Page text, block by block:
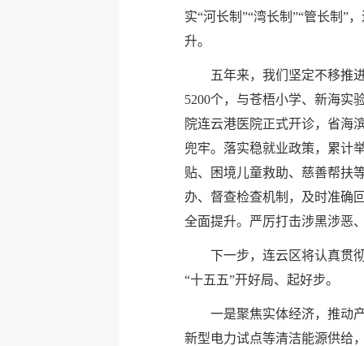
实“河长制”“湾长制”“管长制”
升。
五年来，我们坚定不移推
5200个，与苍梧小学、新海实
院连云港医院正式开诊，省海
兜牢。落实稳就业政策，累计
贴、困境儿童救助、慈善帮扶
办、督查检查机制，及时准确
全面提升。严厉打击涉黑涉恶
下一步，连云区将认真贯
“十五五”开好局、起好步。
一是聚焦实体经济，推动
新型电力试点等清洁能源供给